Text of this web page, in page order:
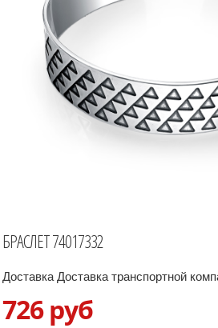
БРАСЛЕТ 74017332
Доставка Доставка транспортной
726 руб